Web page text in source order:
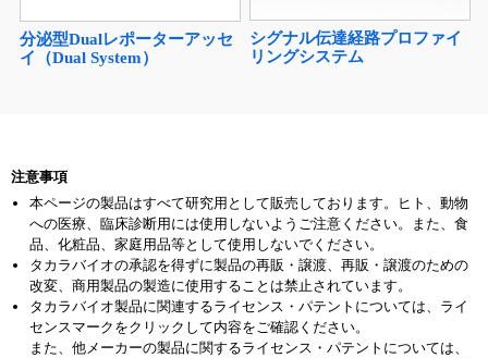
分泌型Dualレポーターアッセ
イ（Dual System）
シグナル伝達経路プロファイ
リングシステム
注意事項
本ページの製品はすべて研究用として販売しております。ヒト、動物
への医療、臨床診断用には使用しないようご注意ください。また、食
品、化粧品、家庭用品等として使用しないでください。
タカラバイオの承認を得ずに製品の再販・譲渡、再販・譲渡のための
改変、商用製品の製造に使用することは禁止されています。
タカラバイオ製品に関連するライセンス・パテントについては、ライ
センスマークをクリックして内容をご確認ください。
また、他メーカーの製品に関するライセンス・パテントについては、